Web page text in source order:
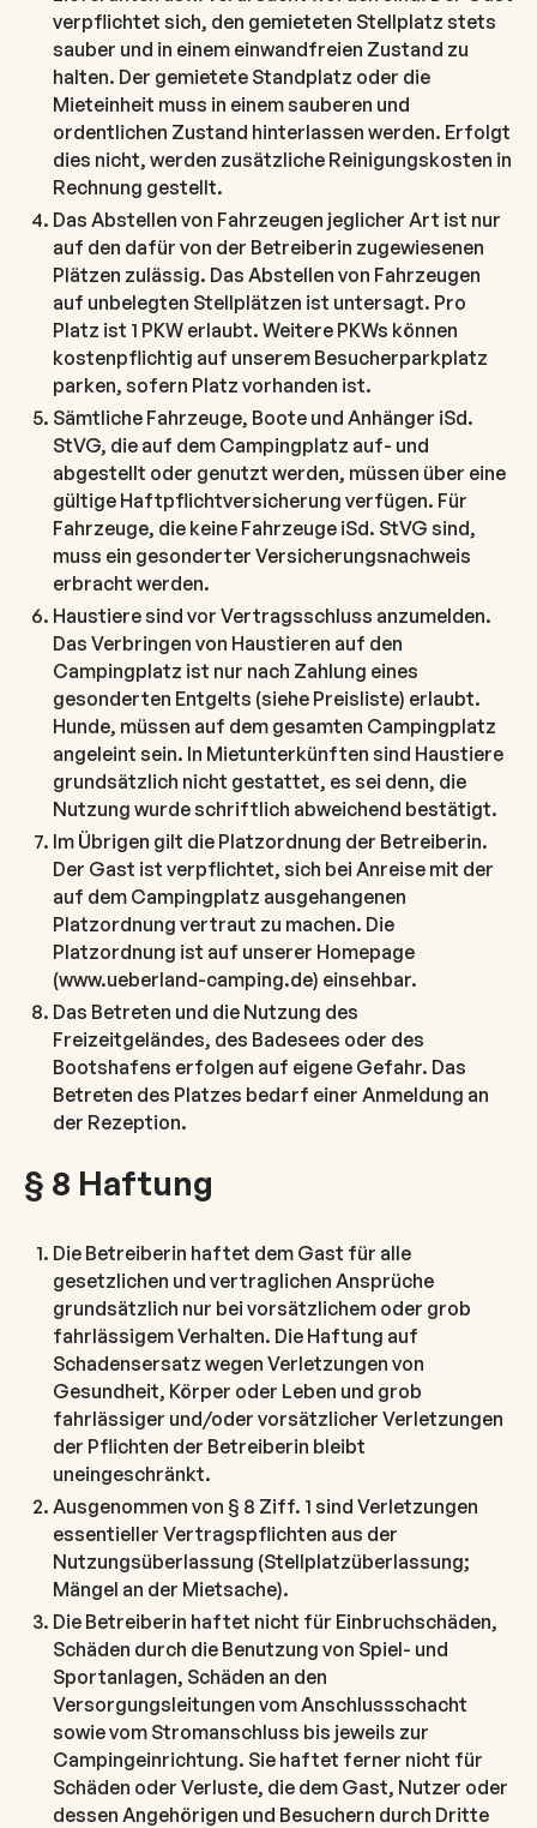
verpflichtet sich, den gemieteten Stellplatz stets
sauber und in einem einwandfreien Zustand zu
halten. Der gemietete Standplatz oder die
Mieteinheit muss in einem sauberen und
ordentlichen Zustand hinterlassen werden. Erfolgt
dies nicht, werden zusätzliche Reinigungskosten in
Rechnung gestellt.
Das Abstellen von Fahrzeugen jeglicher Art ist nur
auf den dafür von der Betreiberin zugewiesenen
Plätzen zulässig. Das Abstellen von Fahrzeugen
auf unbelegten Stellplätzen ist untersagt. Pro
Platz ist 1 PKW erlaubt. Weitere PKWs können
kostenpflichtig auf unserem Besucherparkplatz
parken, sofern Platz vorhanden ist.
Sämtliche Fahrzeuge, Boote und Anhänger iSd.
StVG, die auf dem Campingplatz auf- und
abgestellt oder genutzt werden, müssen über eine
gültige Haftpflichtversicherung verfügen. Für
Fahrzeuge, die keine Fahrzeuge iSd. StVG sind,
muss ein gesonderter Versicherungsnachweis
erbracht werden.
Haustiere sind vor Vertragsschluss anzumelden.
Das Verbringen von Haustieren auf den
Campingplatz ist nur nach Zahlung eines
gesonderten Entgelts (siehe Preisliste) erlaubt.
Hunde, müssen auf dem gesamten Campingplatz
angeleint sein. In Mietunterkünften sind Haustiere
grundsätzlich nicht gestattet, es sei denn, die
Nutzung wurde schriftlich abweichend bestätigt.
Im Übrigen gilt die Platzordnung der Betreiberin.
Der Gast ist verpflichtet, sich bei Anreise mit der
auf dem Campingplatz ausgehangenen
Platzordnung vertraut zu machen. Die
Platzordnung ist auf unserer Homepage
(www.ueberland-camping.de) einsehbar.
Das Betreten und die Nutzung des
Freizeitgeländes, des Badesees oder des
Bootshafens erfolgen auf eigene Gefahr. Das
Betreten des Platzes bedarf einer Anmeldung an
der Rezeption.
§ 8 Haftung
Die Betreiberin haftet dem Gast für alle
gesetzlichen und vertraglichen Ansprüche
grundsätzlich nur bei vorsätzlichem oder grob
fahrlässigem Verhalten. Die Haftung auf
Schadensersatz wegen Verletzungen von
Gesundheit, Körper oder Leben und grob
fahrlässiger und/oder vorsätzlicher Verletzungen
der Pflichten der Betreiberin bleibt
uneingeschränkt.
Ausgenommen von § 8 Ziff. 1 sind Verletzungen
essentieller Vertragspflichten aus der
Nutzungsüberlassung (Stellplatzüberlassung;
Mängel an der Mietsache).
Die Betreiberin haftet nicht für Einbruchschäden,
Schäden durch die Benutzung von Spiel- und
Sportanlagen, Schäden an den
Versorgungsleitungen vom Anschlussschacht
sowie vom Stromanschluss bis jeweils zur
Campingeinrichtung. Sie haftet ferner nicht für
Schäden oder Verluste, die dem Gast, Nutzer oder
dessen Angehörigen und Besuchern durch Dritte